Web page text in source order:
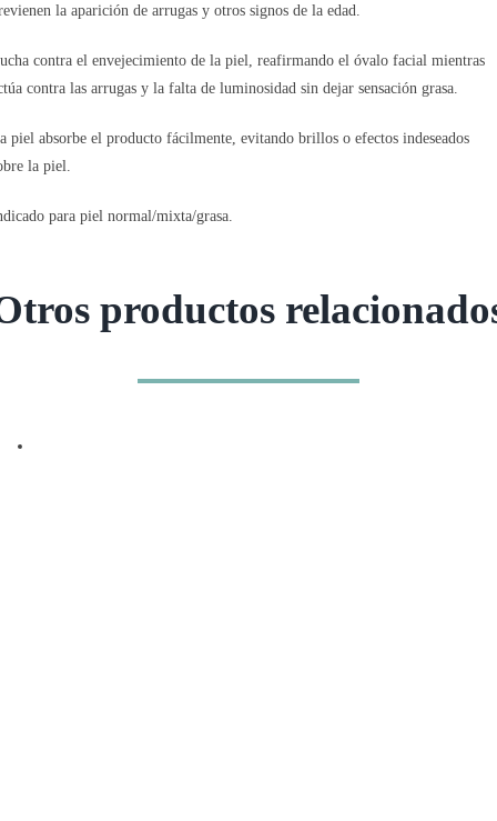
la aparición de arrugas y otros signos de la edad.
contra el envejecimiento de la piel, reafirmando el óvalo facial mientras
contra las arrugas y la falta de luminosidad sin dejar sensación grasa.
piel absorbe el producto fácilmente, evitando brillos o efectos indeseados
la piel.
para piel normal/mixta/grasa.
productos